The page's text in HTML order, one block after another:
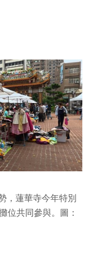
，蓮華寺今年特別
位共同參與。圖：